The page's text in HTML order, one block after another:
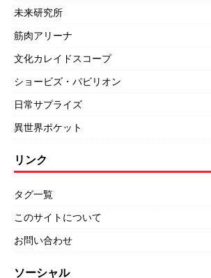
未来研究所
筋肉アリーナ
文化カレイドスコープ
ショービズ・パビリオン
日常サプライズ
異世界ポケット
リンク
タグ一覧
このサイトについて
お問い合わせ
ソーシャル